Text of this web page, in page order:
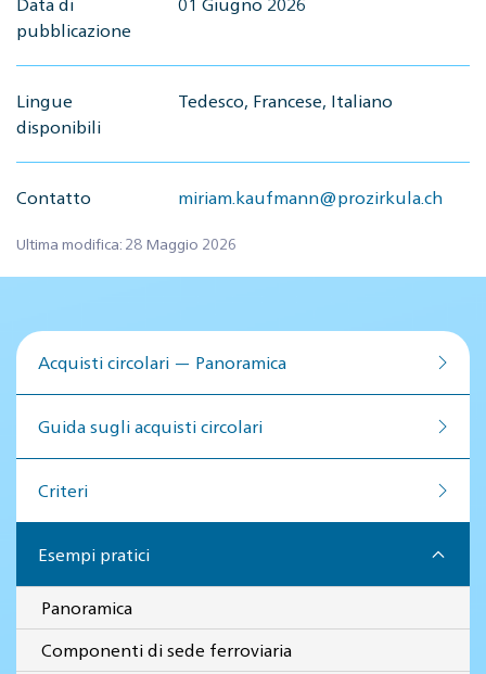
pubblicazione
Lingue
disponibili
Tedesco, Francese, Italiano
Contatto miriam.kaufmann@prozirkula.ch
Ultima modifica: 28 Maggio 2026
Acquisti circolari — Panoramica
Guida sugli acquisti circolari
Criteri
Esempi pratici
Panoramica
Componenti di sede ferroviaria